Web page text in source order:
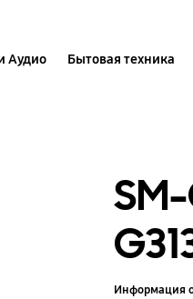
Аудио Бытовая техника
Информация